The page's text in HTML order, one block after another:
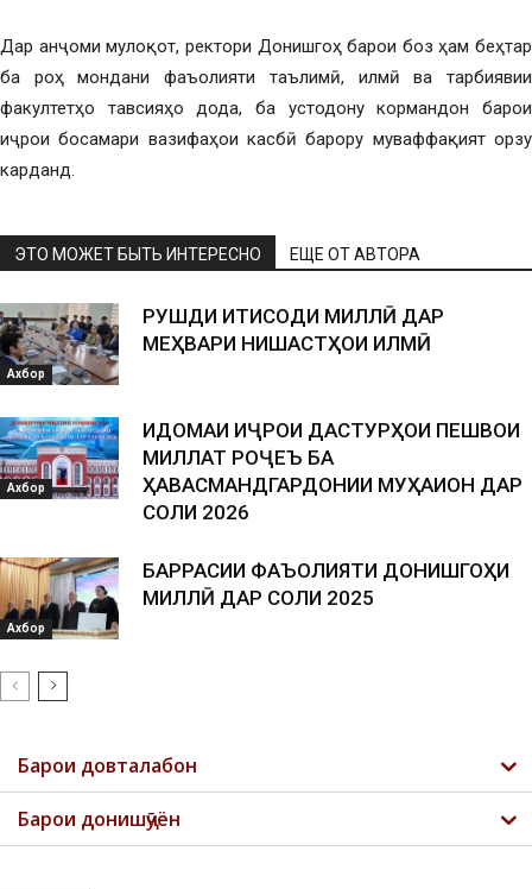
Дар анҷоми мулоқот, ректори Донишгоҳ барои боз ҳам беҳтар
ба роҳ мондани фаъолияти таълимӣ, илмӣ ва тарбиявии
факултетҳо тавсияҳо дода, ба устодону кормандон барои
иҷрои босамари вазифаҳои касбӣ барору муваффақият орзу
карданд.
ЭТО МОЖЕТ БЫТЬ ИНТЕРЕСНО ЕЩЕ ОТ АВТОРА
Ахбор
РУШДИ ИҚТИСОДИ МИЛЛӢ ДАР
МЕҲВАРИ НИШАСТҲОИ ИЛМӢ
Ахбор
ИДОМАИ ИҶРОИ ДАСТУРҲОИ ПЕШВОИ
МИЛЛАТ РОҶЕЪ БА
ҲАВАСМАНДГАРДОНИИ МУҲАҚҚИҚОН ДАР
СОЛИ 2026
Ахбор
БАРРАСИИ ФАЪОЛИЯТИ ДОНИШГОҲИ
МИЛЛӢ ДАР СОЛИ 2025
Барои довталабон
Барои донишҷӯён